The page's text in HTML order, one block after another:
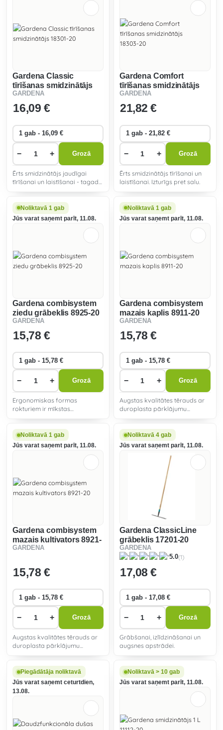
Gardena Classic
tīrīšanas smidzinātājs
18301-20
GARDENA
16,09 €
− + Grozā
Ērts smidzinātājs jaudīgai
tīrīšanai un laistīšanai - tagad
Gardena Comfort
tīrīšanas smidzinātājs
18303-20
GARDENA
21,82 €
− + Grozā
Ērts smidzinātājs tīrīšanai un
laistīšanai. Izturīgs pret salu.
Noliktavā 1 gab
Jūs varat saņemt parīt, 11.08.
Gardena combisystem
ziedu grābeklis 8925-20
GARDENA
15,78 €
− + Grozā
Ergonomiskas formas
rokturiem ir mīkstas
lietošanas laikā. Roktura
izliektais gals novērš rokas
slīdēšanu darba laikā.
Noliktavā 1 gab
Jūs varat saņemt parīt, 11.08.
Gardena combisystem
mazais kaplis 8911-20
GARDENA
15,78 €
− + Grozā
Augstas kvalitātes tērauds ar
duroplasta pārklājumu
iesprūšanu un nodrošina izcilu
izturību.
Noliktavā 1 gab
Jūs varat saņemt parīt, 11.08.
Gardena combisystem
mazais kultivators 8921-
20
GARDENA
15,78 €
− + Grozā
Augstas kvalitātes tērauds ar
duroplasta pārklājumu
aizsargā mazos instrumentus
iesprūšanu un nodrošina izcilu
izturību.
Noliktavā 4 gab
Jūs varat saņemt parīt, 11.08.
Gardena ClassicLine
grābeklis 17201-20
GARDENA
5.0(1)
17,08 €
− + Grozā
Grābšanai, izlīdzināšanai un
augsnes apstrādei.
Piegādātāja noliktavā
Jūs varat saņemt ceturtdien,
13.08.
Noliktavā > 10 gab
Jūs varat saņemt parīt, 11.08.